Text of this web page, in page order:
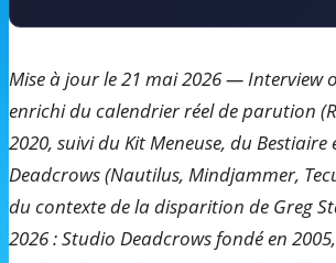
Mise à jour le 21 mai 2026 — Interview
enrichi du calendrier réel de parution
2020, suivi du Kit Meneuse, du
Deadcrows (Nautilus, Mindjammer,
du contexte de la disparition de Greg
2026 : Studio Deadcrows fondé en